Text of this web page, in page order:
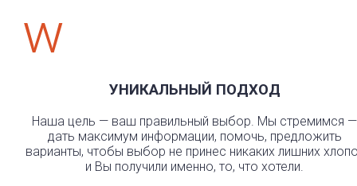
w
УНИКАЛЬНЫЙ ПОДХОД
Наша цель — ваш правильный выбор. Мы стремимся —
дать максимум информации, помочь, предложить
варианты, чтобы выбор не принес никаких лишних
и Вы получили именно, то, что хотели.